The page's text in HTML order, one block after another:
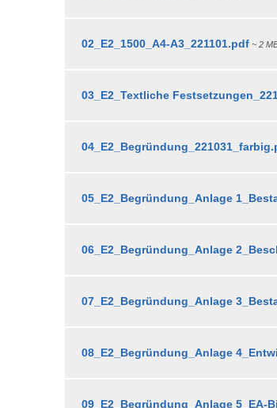
02_E2_1500_A4-A3_221101.pdf ~ 2
03_E2_Textliche
05_E2_Begründung_Anlage
06_E2_Begründung_Anlage
07_E2_Begründung_Anlage
08_E2_Begründung_Anlage
09_E2_Begründung_Anlage 5_EA-